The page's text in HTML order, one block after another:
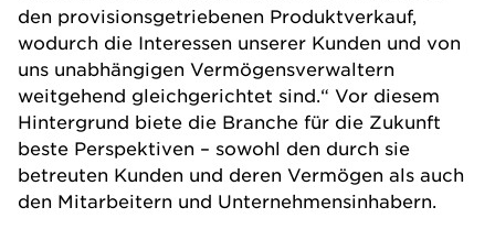
den provisionsgetriebenen Produktverkauf,
wodurch die Interessen unserer Kunden und von
uns unabhängigen Vermögensverwaltern
weitgehend gleichgerichtet sind.“ Vor diesem
Hintergrund biete die Branche für die Zukunft
beste Perspektiven – sowohl den durch sie
betreuten Kunden und deren Vermögen als auch
den Mitarbeitern und Unternehmensinhabern.